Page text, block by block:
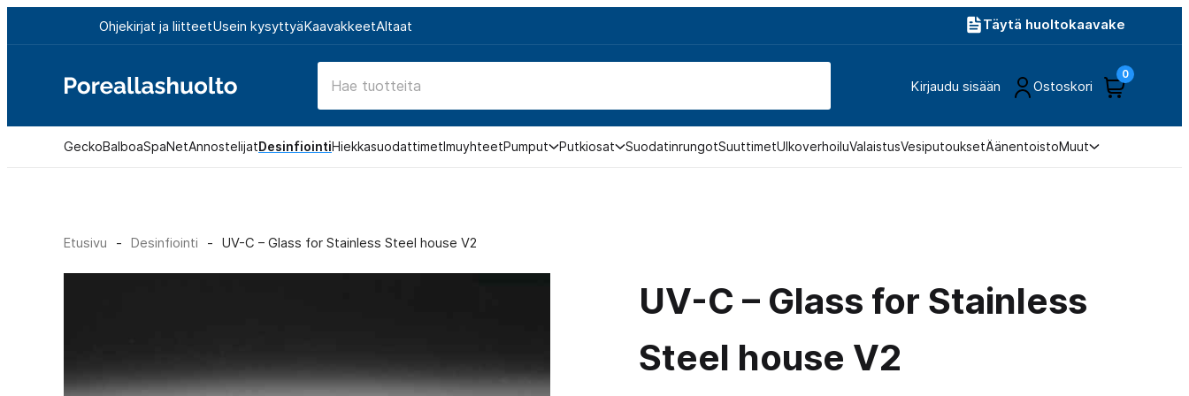
sisältöön
Ohjekirjat ja liitteetUsein kysyttyäKaavakkeetAltaat Täytä huoltokaavake
Poreallashuolto Kirjaudu sisään Ostoskori
0
GeckoBalboaSpaNetAnnostelijatDesinfiointiHiekkasuodattimetImuyhteetPumput Putkiosat SuodatinrungotSuuttimetUlkoverhoiluValaistusVesiputouksetÄänentoistoMuut
Etusivu - Desinfiointi - UV-C – Glass for Stainless Steel house V2
UV-C – Glass for Stainless
Steel house V2